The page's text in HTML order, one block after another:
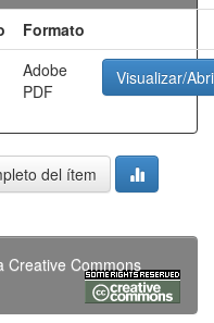
Formato
Adobe
PDF
Visualizar/
del ítem
Creative Commons